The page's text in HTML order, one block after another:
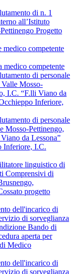
di n. 1
all’Istituto
Progetto
medico competente
competente
di personale
Mosso-
I.C. “F.lli Viano da
Inferiore,
di personale
Mosso-Pettinengo,
da Lessona”
Inferiore, I.C.
linguistico di
Comprensivi di
progetto
dell'incarico di
di sorveglianza
Bando di
aperta per
Medico
dell'incarico di
di sorveglianza